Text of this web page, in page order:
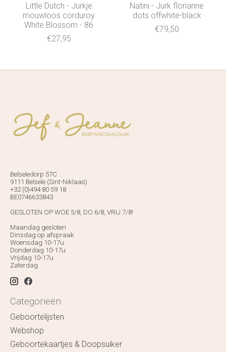
Little Dutch - Jurkje
mouwloos corduroy
White Blossom - 86
€27,95
Natini - Jurk florianne
dots offwhite-black
€79,50
Belseledorp 57C
9111 Belsele (Sint-Niklaas)
+32 (0)494 80 59 18
BE0746633843
GESLOTEN OP WOE 5/8, DO 6/8, VRIJ 7/8!
Maandag gesloten
Dinsdag op afspraak
Woensdag 10-17u
Donderdag 10-17u
Vrijdag 10-17u
Zaterdag
Categorieën
Geboortelijsten
Webshop
Geboortekaartjes & Doopsuiker